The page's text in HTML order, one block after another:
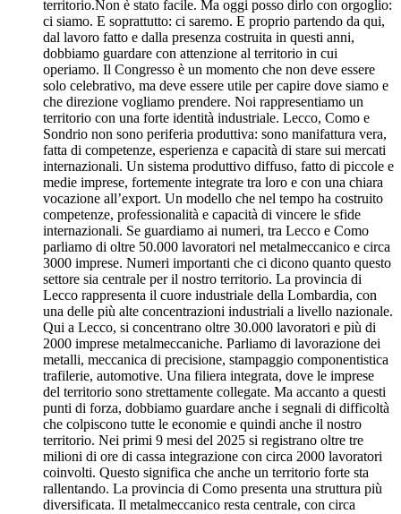
territorio.Non è stato facile. Ma oggi posso dirlo con orgoglio:
ci siamo. E soprattutto: ci saremo. E proprio partendo da qui,
dal lavoro fatto e dalla presenza costruita in questi anni,
dobbiamo guardare con attenzione al territorio in cui
operiamo. Il Congresso è un momento che non deve essere
solo celebrativo, ma deve essere utile per capire dove siamo e
che direzione vogliamo prendere. Noi rappresentiamo un
territorio con una forte identità industriale. Lecco, Como e
Sondrio non sono periferia produttiva: sono manifattura vera,
fatta di competenze, esperienza e capacità di stare sui mercati
internazionali. Un sistema produttivo diffuso, fatto di piccole e
medie imprese, fortemente integrate tra loro e con una chiara
vocazione all’export. Un modello che nel tempo ha costruito
competenze, professionalità e capacità di vincere le sfide
internazionali. Se guardiamo ai numeri, tra Lecco e Como
parliamo di oltre 50.000 lavoratori nel metalmeccanico e circa
3000 imprese. Numeri importanti che ci dicono quanto questo
settore sia centrale per il nostro territorio. La provincia di
Lecco rappresenta il cuore industriale della Lombardia, con
una delle più alte concentrazioni industriali a livello nazionale.
Qui a Lecco, si concentrano oltre 30.000 lavoratori e più di
2000 imprese metalmeccaniche. Parliamo di lavorazione dei
metalli, meccanica di precisione, stampaggio componentistica
trafilerie, automotive. Una filiera integrata, dove le imprese
del territorio sono strettamente collegate. Ma accanto a questi
punti di forza, dobbiamo guardare anche i segnali di difficoltà
che colpiscono tutte le economie e quindi anche il nostro
territorio. Nei primi 9 mesi del 2025 si registrano oltre tre
milioni di ore di cassa integrazione con circa 2000 lavoratori
coinvolti. Questo significa che anche un territorio forte sta
rallentando. La provincia di Como presenta una struttura più
diversificata. Il metalmeccanico resta centrale, con circa